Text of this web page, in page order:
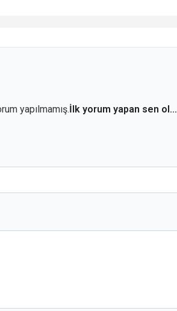
yapılmamış.İlk yorum yapan sen ol...